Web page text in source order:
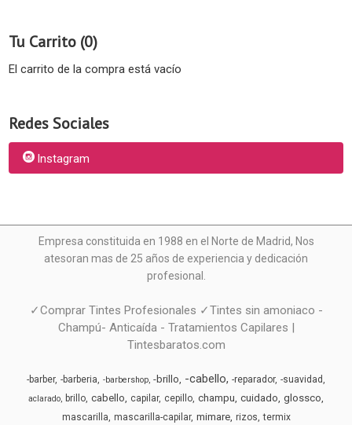
Tu Carrito (0)
El carrito de la compra está vacío
Redes Sociales
Instagram
Empresa constituida en 1988 en el Norte de Madrid, Nos
atesoran mas de 25 años de experiencia y dedicación
profesional.
✓Comprar Tintes Profesionales ✓Tintes sin amoniaco -
Champú- Anticaída - Tratamientos Capilares |
Tintesbaratos.com
-barber -barberia -barbershop -brillo -cabello -reparador -suavidad
aclarado brillo cabello capilar cepillo champu cuidado glossco
mascarilla mascarilla-capilar mimare rizos termix